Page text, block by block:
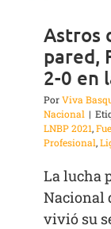
Astros
pared,
2-0 en
PorViva
Nacional |
LNBP 2021,
Profesional,
La lucha
Nacional
vivió su